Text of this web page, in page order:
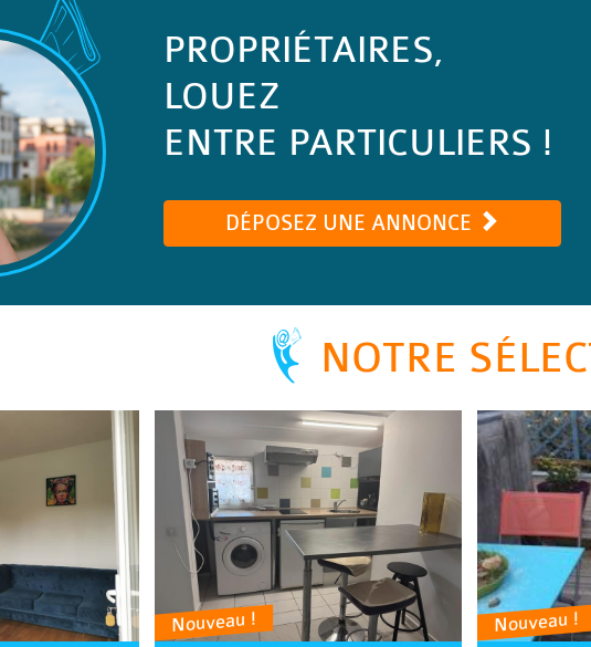
PROPRIÉTAIRES,
LOUEZ
ENTRE PARTICULIERS !
DÉPOSEZ UNE ANNONCE
NOTRE
Nouveau ! Nouveau !